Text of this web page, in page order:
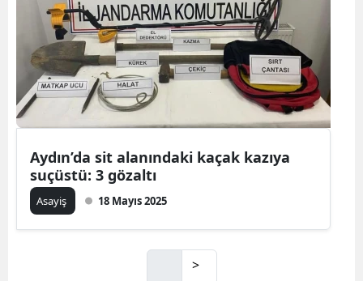
Aydın’da sit alanındaki kaçak kazıya
suçüstü: 3 gözaltı
Asayiş 18 Mayıs 2025
>